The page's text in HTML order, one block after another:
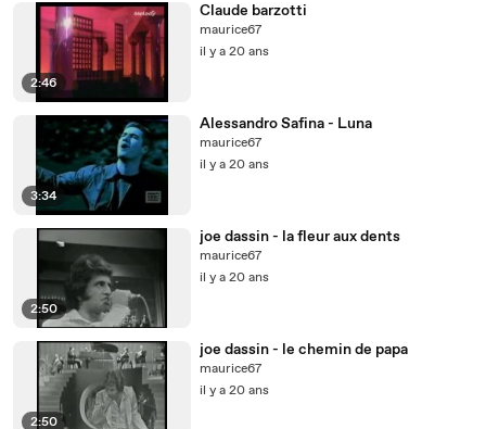
2:46
Claude barzotti
maurice67
il y a 20 ans
3:34
Alessandro Safina - Luna
maurice67
il y a 20 ans
2:50
joe dassin - la fleur aux dents
maurice67
il y a 20 ans
2:50
joe dassin - le chemin de papa
maurice67
il y a 20 ans